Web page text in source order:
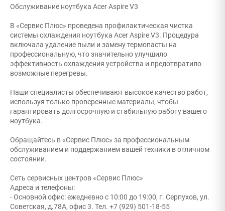
Обслуживание ноутбука Acer Aspire V3
В «Сервис Плюс» проведена профилактическая чистка
системы охлаждения ноутбука Acer Aspire V3. Процедура
включала удаление пыли и замену термопасты на
профессиональную, что значительно улучшило
эффективность охлаждения устройства и предотвратило
возможные перегревы.
Наши специалисты обеспечивают высокое качество работ,
используя только проверенные материалы, чтобы
гарантировать долгосрочную и стабильную работу вашего
ноутбука.
Обращайтесь в «Сервис Плюс» за профессиональным
обслуживанием и поддержанием вашей техники в отличном
состоянии.
Сеть сервисных центров «Сервис Плюс»
Адреса и телефоны:
- Основной офис: ежедневно с 10:00 до 19:00, г. Серпухов, ул.
Советская, д.78А, офис 3. Тел. +7 (929) 501-18-55